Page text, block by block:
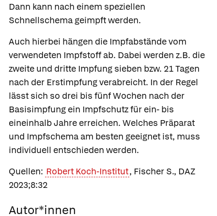
Dann kann nach einem speziellen
Schnellschema geimpft werden.
Auch hierbei hängen die Impfabstände vom
verwendeten Impfstoff ab. Dabei werden z.B. die
zweite und dritte Impfung sieben bzw. 21 Tagen
nach der Erstimpfung verabreicht. In der Regel
lässt sich so drei bis fünf Wochen nach der
Basisimpfung ein Impfschutz für ein- bis
eineinhalb Jahre erreichen. Welches Präparat
und Impfschema am besten geeignet ist, muss
individuell entschieden werden.
Quellen: Robert Koch-Institut, Fischer S., DAZ
2023;8:32
Autor*innen